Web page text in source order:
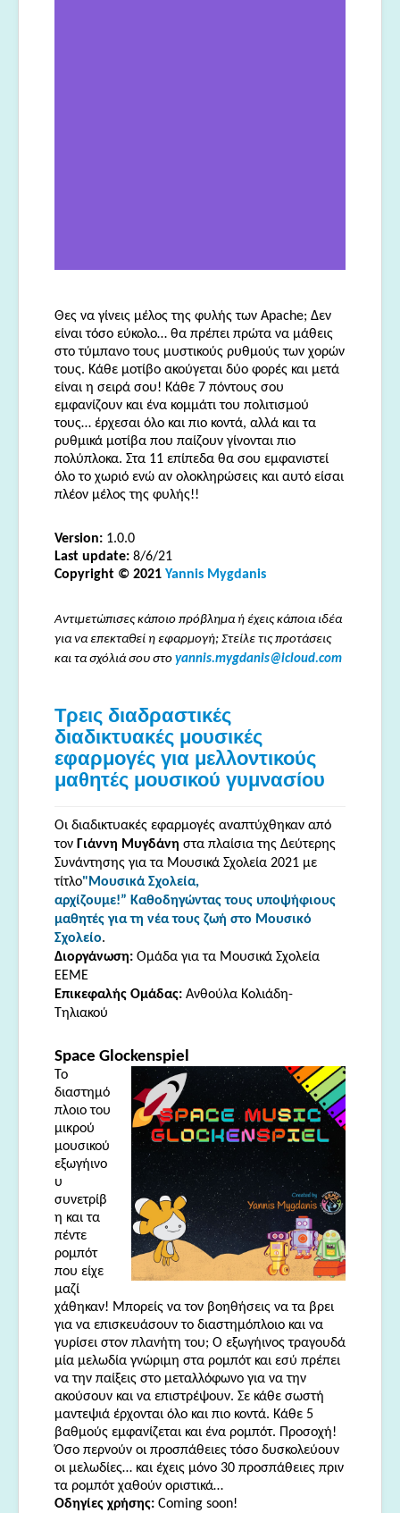
Θες να γίνεις μέλος της φυλής των Apache; Δεν
είναι τόσο εύκολο… θα πρέπει πρώτα να μάθεις
στο τύμπανο τους μυστικούς ρυθμούς των χορών
τους. Κάθε μοτίβο ακούγεται δύο φορές και μετά
είναι η σειρά σου! Κάθε 7 πόντους σου
εμφανίζουν και ένα κομμάτι του πολιτισμού
τους… έρχεσαι όλο και πιο κοντά, αλλά και τα
ρυθμικά μοτίβα που παίζουν γίνονται πιο
πολύπλοκα. Στα 11 επίπεδα θα σου εμφανιστεί
όλο το χωριό ενώ αν ολοκληρώσεις και αυτό είσαι
πλέον μέλος της φυλής!!
Version: 1.0.0
Last update: 8/6/21
Copyright © 2021 Yannis Mygdanis
Αντιμετώπισες κάποιο πρόβλημα ή έχεις κάποια ιδέα
για να επεκταθεί η εφαρμογή; Στείλε τις προτάσεις
και τα σχόλιά σου στο yannis.mygdanis@icloud.com
Τρεις διαδραστικές
διαδικτυακές μουσικές
εφαρμογές για μελλοντικούς
μαθητές μουσικού γυμνασίου
Οι διαδικτυακές εφαρμογές αναπτύχθηκαν από
τον Γιάννη Μυγδάνη στα πλαίσια της Δεύτερης
Συνάντησης για τα Μουσικά Σχολεία 2021 με
τίτλο"Μουσικά Σχολεία,
αρχίζουμε!” Καθοδηγώντας τους υποψήφιους
μαθητές για τη νέα τους ζωή στο Μουσικό
Σχολείο.
Διοργάνωση: Ομάδα για τα Μουσικά Σχολεία
ΕΕΜΕ
Επικεφαλής Ομάδας: Ανθούλα Κολιάδη-
Τηλιακού
Space Glockenspiel
Το
διαστημό
πλοιο του
μικρού
μουσικού
εξωγήινο
υ
συνετρίβ
η και τα
πέντε
ρομπότ
που είχε
μαζί
χάθηκαν! Μπορείς να τον βοηθήσεις να τα βρει
για να επισκευάσουν το διαστημόπλοιο και να
γυρίσει στον πλανήτη του; Ο εξωγήινος τραγουδά
μία μελωδία γνώριμη στα ρομπότ και εσύ πρέπει
να την παίξεις στο μεταλλόφωνο για να την
ακούσουν και να επιστρέψουν. Σε κάθε σωστή
μαντεψιά έρχονται όλο και πιο κοντά. Κάθε 5
βαθμούς εμφανίζεται και ένα ρομπότ. Προσοχή!
Όσο περνούν οι προσπάθειες τόσο δυσκολεύουν
οι μελωδίες… και έχεις μόνο 30 προσπάθειες πριν
τα ρομπότ χαθούν οριστικά…
Οδηγίες χρήσης: Coming soon!